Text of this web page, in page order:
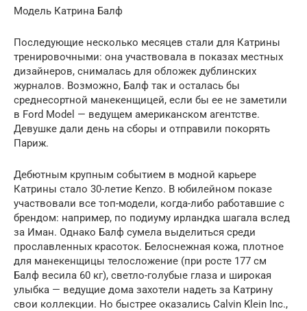
Модель Катрина Балф
Последующие несколько месяцев стали для Катрины
тренировочными: она участвовала в показах местных
дизайнеров, снималась для обложек дублинских
журналов. Возможно, Балф так и осталась бы
среднесортной манекенщицей, если бы ее не заметили
в Ford Model — ведущем американском агентстве.
Девушке дали день на сборы и отправили покорять
Париж.
Дебютным крупным событием в модной карьере
Катрины стало 30-летие Kenzo. В юбилейном показе
участвовали все топ-модели, когда-либо работавшие с
брендом: например, по подиуму ирландка шагала вслед
за Иман. Однако Балф сумела выделиться среди
прославленных красоток. Белоснежная кожа, плотное
для манекенщицы телосложение (при росте 177 см
Балф весила 60 кг), светло-голубые глаза и широкая
улыбка — ведущие дома захотели надеть за Катрину
свои коллекции. Но быстрее оказались Calvin Klein Inc.,